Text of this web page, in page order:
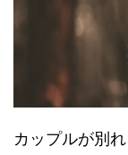
カップルが別